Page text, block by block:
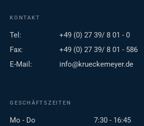
KONTAKT
Tel:
+49 (0) 27 39/ 8 01 - 0
Fax:
+49 (0) 27 39/ 8 01 - 586
E-Mail:
info@krueckemeyer.de
GESCHÄFTSZEITEN
Mo - Do
7:30 - 16:45